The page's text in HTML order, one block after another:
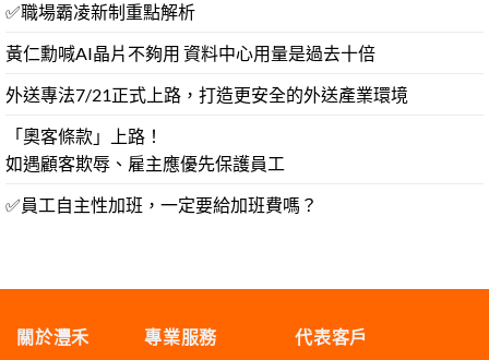
✅職場霸凌新制重點解析
黃仁勳喊AI晶片不夠用 資料中心用量是過去十倍
外送專法7/21正式上路，打造更安全的外送產業環境
「奧客條款」上路！
如遇顧客欺辱、雇主應優先保護員工
✅員工自主性加班，一定要給加班費嗎？
關於灃禾 專業服務 代表客戶